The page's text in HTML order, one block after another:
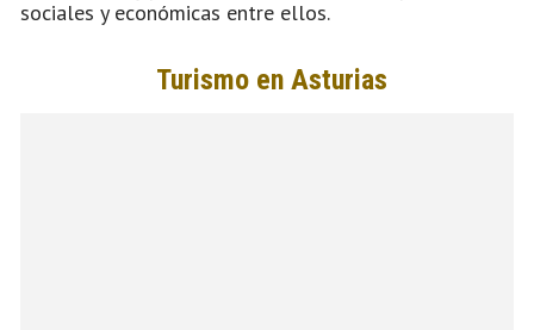
sociales y económicas entre ellos.